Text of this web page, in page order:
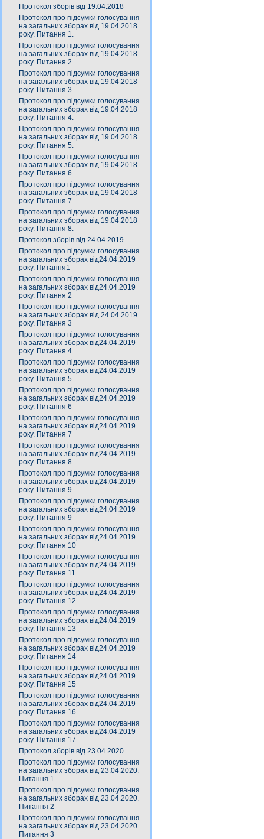
Протокол зборів від 19.04.2018
Протокол про підсумки голосування
на загальних зборах від 19.04.2018
року. Питання 1.
Протокол про підсумки голосування
на загальних зборах від 19.04.2018
року. Питання 2.
Протокол про підсумки голосування
на загальних зборах від 19.04.2018
року. Питання 3.
Протокол про підсумки голосування
на загальних зборах від 19.04.2018
року. Питання 4.
Протокол про підсумки голосування
на загальних зборах від 19.04.2018
року. Питання 5.
Протокол про підсумки голосування
на загальних зборах від 19.04.2018
року. Питання 6.
Протокол про підсумки голосування
на загальних зборах від 19.04.2018
року. Питання 7.
Протокол про підсумки голосування
на загальних зборах від 19.04.2018
року. Питання 8.
Протокол зборів від 24.04.2019
Протокол про підсумки голосування
на загальних зборах від24.04.2019
року. Питання1
Протокол про підсумки голосування
на загальних зборах від24.04.2019
року. Питання 2
Протокол про підсумки голосування
на загальних зборах від 24.04.2019
року. Питання 3
Протокол про підсумки голосування
на загальних зборах від24.04.2019
року. Питання 4
Протокол про підсумки голосування
на загальних зборах від24.04.2019
року. Питання 5
Протокол про підсумки голосування
на загальних зборах від24.04.2019
року. Питання 6
Протокол про підсумки голосування
на загальних зборах від24.04.2019
року. Питання 7
Протокол про підсумки голосування
на загальних зборах від24.04.2019
року. Питання 8
Протокол про підсумки голосування
на загальних зборах від24.04.2019
року. Питання 9
Протокол про підсумки голосування
на загальних зборах від24.04.2019
року. Питання 9
Протокол про підсумки голосування
на загальних зборах від24.04.2019
року. Питання 10
Протокол про підсумки голосування
на загальних зборах від24.04.2019
року. Питання 11
Протокол про підсумки голосування
на загальних зборах від24.04.2019
року. Питання 12
Протокол про підсумки голосування
на загальних зборах від24.04.2019
року. Питання 13
Протокол про підсумки голосування
на загальних зборах від24.04.2019
року. Питання 14
Протокол про підсумки голосування
на загальних зборах від24.04.2019
року. Питання 15
Протокол про підсумки голосування
на загальних зборах від24.04.2019
року. Питання 16
Протокол про підсумки голосування
на загальних зборах від24.04.2019
року. Питання 17
Протокол зборів від 23.04.2020
Протокол про підсумки голосування
на загальних зборах від 23.04.2020.
Питання 1
Протокол про підсумки голосування
на загальних зборах від 23.04.2020.
Питання 2
Протокол про підсумки голосування
на загальних зборах від 23.04.2020.
Питання 3